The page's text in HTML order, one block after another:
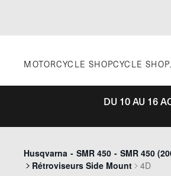
MOTORCYCLE SHOPCYCLE SHOP
DU 10 AU 16
Husqvarna - SMR 450 - SMR 450
Rétroviseurs Side Mount
4D
Previous